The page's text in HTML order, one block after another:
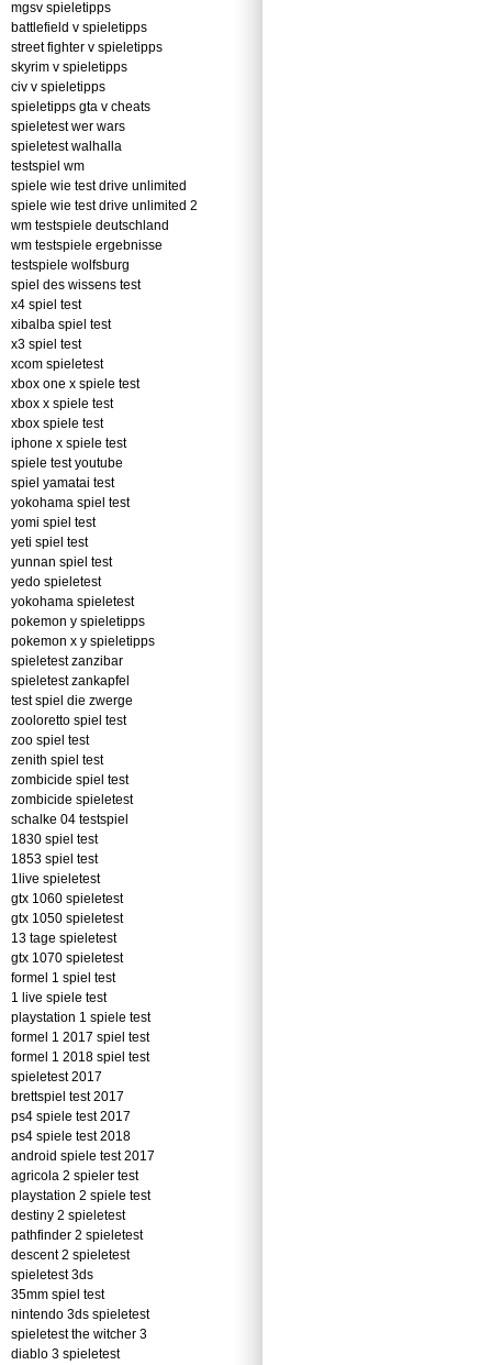
mgsv spieletipps
battlefield v spieletipps
street fighter v spieletipps
skyrim v spieletipps
civ v spieletipps
spieletipps gta v cheats
spieletest wer wars
spieletest walhalla
testspiel wm
spiele wie test drive unlimited
spiele wie test drive unlimited 2
wm testspiele deutschland
wm testspiele ergebnisse
testspiele wolfsburg
spiel des wissens test
x4 spiel test
xibalba spiel test
x3 spiel test
xcom spieletest
xbox one x spiele test
xbox x spiele test
xbox spiele test
iphone x spiele test
spiele test youtube
spiel yamatai test
yokohama spiel test
yomi spiel test
yeti spiel test
yunnan spiel test
yedo spieletest
yokohama spieletest
pokemon y spieletipps
pokemon x y spieletipps
spieletest zanzibar
spieletest zankapfel
test spiel die zwerge
zooloretto spiel test
zoo spiel test
zenith spiel test
zombicide spiel test
zombicide spieletest
schalke 04 testspiel
1830 spiel test
1853 spiel test
1live spieletest
gtx 1060 spieletest
gtx 1050 spieletest
13 tage spieletest
gtx 1070 spieletest
formel 1 spiel test
1 live spiele test
playstation 1 spiele test
formel 1 2017 spiel test
formel 1 2018 spiel test
spieletest 2017
brettspiel test 2017
ps4 spiele test 2017
ps4 spiele test 2018
android spiele test 2017
agricola 2 spieler test
playstation 2 spiele test
destiny 2 spieletest
pathfinder 2 spieletest
descent 2 spieletest
spieletest 3ds
35mm spiel test
nintendo 3ds spieletest
spieletest the witcher 3
diablo 3 spieletest